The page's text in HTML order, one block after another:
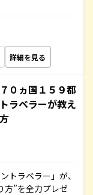
詳細を見る
０ヵ国１５９都
ラベラーが教え
トラベラー」が、
方”を全力プレゼ